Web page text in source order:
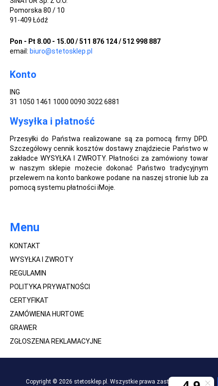
Pomorska 80 / 10
91-409 Łódź
Pon - Pt 8.00 - 15.00 / 511 876 124 / 512 998 887
email: biuro@stetosklep.pl
Konto
ING
31 1050 1461 1000 0090 3022 6881
Wysyłka i płatność
Przesyłki do Państwa realizowane są za pomocą firmy DPD.
Szczegółowy cennik kosztów dostawy znajdziecie Państwo w
zakładce WYSYŁKA I ZWROTY. Płatności za zamówiony towar
w naszym sklepie możecie dokonać Państwo tradycyjnym
przelewem na konto bankowe podane na naszej stronie lub za
pomocą systemu płatności iMoje.
Menu
KONTAKT
WYSYŁKA I ZWROTY
REGULAMIN
POLITYKA PRYWATNOŚCI
CERTYFIKAT
ZAMÓWIENIA HURTOWE
GRAWER
ZGŁOSZENIA REKLAMACYJNE
Copyright © 2026 stetosklep.pl. Wszystkie prawa zastrzeżone.